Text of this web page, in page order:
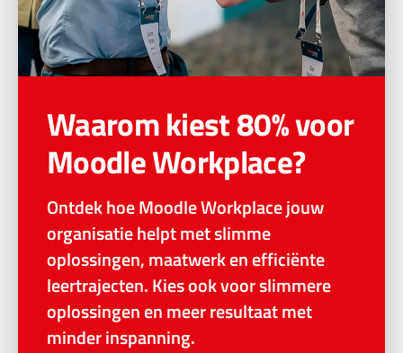
Waarom kiest 80% voor
Moodle Workplace?
Ontdek hoe Moodle Workplace jouw
organisatie helpt met slimme
oplossingen, maatwerk en efficiënte
leertrajecten. Kies ook voor slimmere
oplossingen en meer resultaat met
minder inspanning.